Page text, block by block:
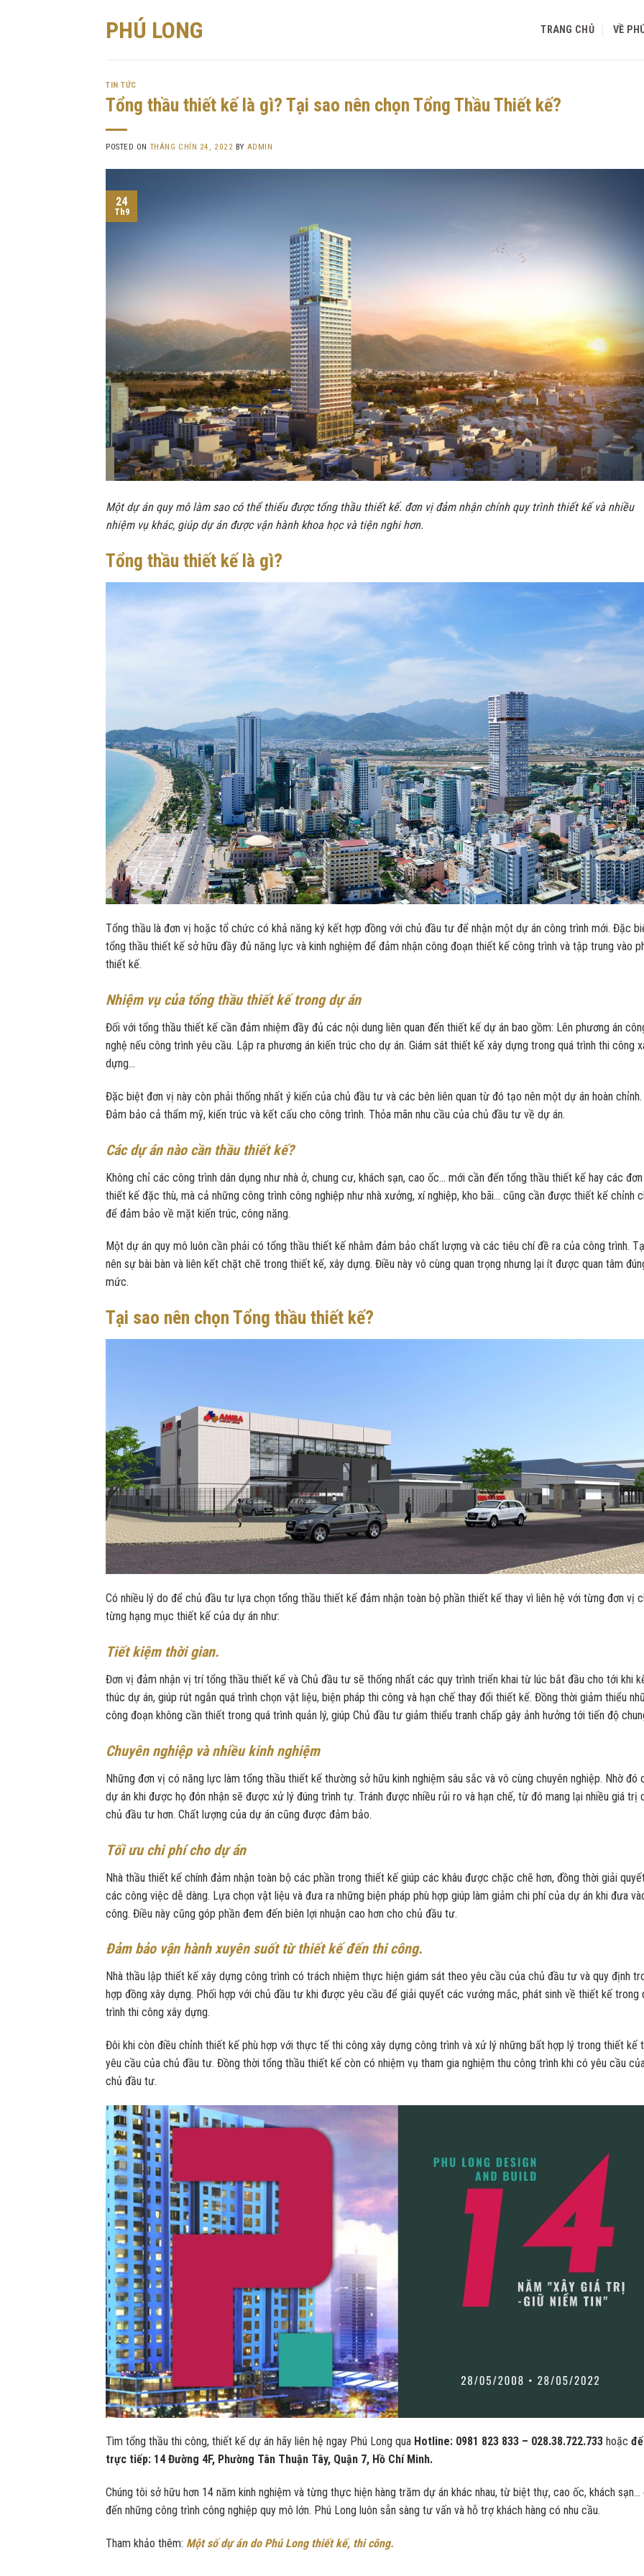
PHÚ LONG TRANG CHỦ VỀ
TIN TỨC
Tổng thầu thiết kế là gì? Tại sao nên chọn Tổng Thầu Thiết kế?
POSTED ON THÁNG CHÍN 24, 2022 BY ADMIN
24
Th9
Một dự án quy mô làm sao có thể thiếu được tổng thầu thiết kế. đơn vị đảm nhận chính quy trình thiết kế và nhiều
nhiệm vụ khác, giúp dự án được vận hành khoa học và tiện nghi hơn.
Tổng thầu thiết kế là gì?
Tổng thầu là đơn vị hoặc tổ chức có khả năng ký kết hợp đồng với chủ đầu tư để nhận một dự án công trình mới. Đặc
tổng thầu thiết kế sở hữu đầy đủ năng lực và kinh nghiệm để đảm nhận công đoạn thiết kế công trình và tập trung vào
thiết kế.
Nhiệm vụ của tổng thầu thiết kế trong dự án
Đối với tổng thầu thiết kế cần đảm nhiệm đầy đủ các nội dung liên quan đến thiết kế dự án bao gồm: Lên phương án
nghệ nếu công trình yêu cầu. Lập ra phương án kiến trúc cho dự án. Giám sát thiết kế xây dựng trong quá trình thi công
dựng…
Đặc biệt đơn vị này còn phải thống nhất ý kiến của chủ đầu tư và các bên liên quan từ đó tạo nên một dự án hoàn chỉnh.
Đảm bảo cả thẩm mỹ, kiến trúc và kết cấu cho công trình. Thỏa mãn nhu cầu của chủ đầu tư về dự án.
Các dự án nào cần thầu thiết kế?
Không chỉ các công trình dân dụng như nhà ở, chung cư, khách sạn, cao ốc… mới cần đến tổng thầu thiết kế hay các
thiết kế đặc thù, mà cả những công trình công nghiệp như nhà xưởng, xí nghiệp, kho bãi… cũng cần được thiết kế chỉnh
để đảm bảo về mặt kiến trúc, công năng.
Một dự án quy mô luôn cần phải có tổng thầu thiết kế nhằm đảm bảo chất lượng và các tiêu chí đề ra của công trình.
nên sự bài bàn và liên kết chặt chẽ trong thiết kế, xây dựng. Điều này vô cùng quan trọng nhưng lại ít được quan tâm
mức.
Tại sao nên chọn Tổng thầu thiết kế?
Có nhiều lý do để chủ đầu tư lựa chọn tổng thầu thiết kế đảm nhận toàn bộ phần thiết kế thay vì liên hệ với từng đơn vị
từng hạng mục thiết kế của dự án như:
Tiết kiệm thời gian.
Đơn vị đảm nhận vị trí tổng thầu thiết kế và Chủ đầu tư sẽ thống nhất các quy trình triển khai từ lúc bắt đầu cho tới khi
thúc dự án, giúp rút ngắn quá trình chọn vật liệu, biện pháp thi công và hạn chế thay đổi thiết kế. Đồng thời giảm thiểu
công đoạn không cần thiết trong quá trình quản lý, giúp Chủ đầu tư giảm thiểu tranh chấp gây ảnh hưởng tới tiến độ
Chuyên nghiệp và nhiều kinh nghiệm
Những đơn vị có năng lực làm tổng thầu thiết kế thường sở hữu kinh nghiệm sâu sắc và vô cùng chuyên nghiệp. Nhờ đó
dự án khi được họ đón nhận sẽ được xử lý đúng trình tự. Tránh được nhiều rủi ro và hạn chế, từ đó mang lại nhiều giá trị
chủ đầu tư hơn. Chất lượng của dự án cũng được đảm bảo.
Tối ưu chi phí cho dự án
Nhà thầu thiết kế chính đảm nhận toàn bộ các phần trong thiết kế giúp các khâu được chặc chẽ hơn, đồng thời giải
các công việc dễ dàng. Lựa chọn vật liệu và đưa ra những biện pháp phù hợp giúp làm giảm chi phí của dự án khi đưa
công. Điều này cũng góp phần đem đến biên lợi nhuận cao hơn cho chủ đầu tư.
Đảm bảo vận hành xuyên suốt từ thiết kế đến thi công.
Nhà thầu lập thiết kế xây dựng công trình có trách nhiệm thực hiện giám sát theo yêu cầu của chủ đầu tư và quy định
hợp đồng xây dựng. Phối hợp với chủ đầu tư khi được yêu cầu để giải quyết các vướng mắc, phát sinh về thiết kế trong
trình thi công xây dựng.
Đôi khi còn điều chỉnh thiết kế phù hợp với thực tế thi công xây dựng công trình và xử lý những bất hợp lý trong thiết kế
yêu cầu của chủ đầu tư. Đồng thời tổng thầu thiết kế còn có nhiệm vụ tham gia nghiệm thu công trình khi có yêu cầu
chủ đầu tư.
Tìm tổng thầu thi công, thiết kế dự án hãy liên hệ ngay Phú Long qua Hotline: 0981 823 833 – 028.38.722.733 hoặc
trực tiếp: 14 Đường 4F, Phường Tân Thuận Tây, Quận 7, Hồ Chí Minh.
Chúng tôi sở hữu hơn 14 năm kinh nghiệm và từng thực hiện hàng trăm dự án khác nhau, từ biệt thự, cao ốc, khách sạn…
đến những công trình công nghiệp quy mô lớn. Phú Long luôn sẵn sàng tư vấn và hỗ trợ khách hàng có nhu cầu.
Tham khảo thêm: Một số dự án do Phú Long thiết kế, thi công.